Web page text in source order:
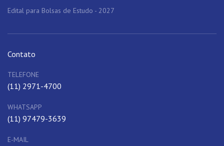
Edital para Bolsas de Estudo - 2027
Contato
TELEFONE
(11) 2971-4700
WHATSAPP
(11) 97479-3639
E-MAIL